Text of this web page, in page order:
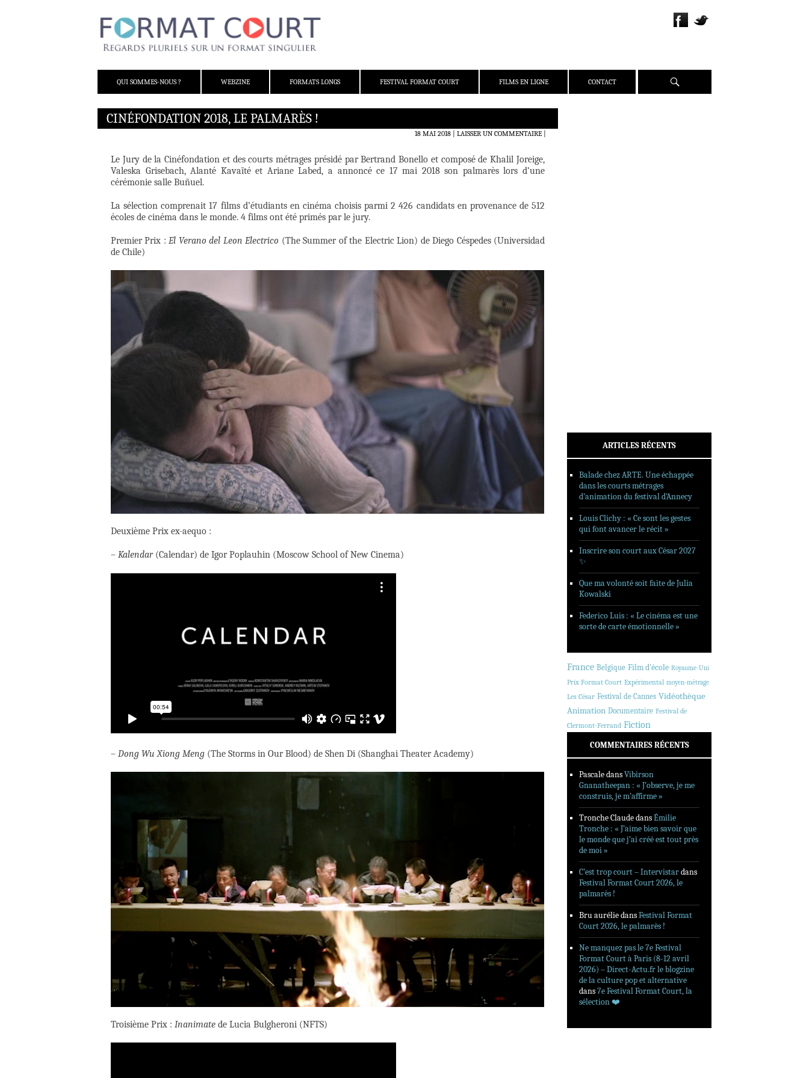
QUI SOMMES-NOUS ?
WEBZINE FORMATS LONGS FESTIVAL FORMAT COURT FILMS EN LIGNE CONTACT Recherche
CINÉFONDATION 2018, LE PALMARÈS !
18 MAI 2018 LAISSER UN COMMENTAIRE|
Le Jury de la Cinéfondation et des courts métrages présidé par Bertrand Bonello et composé de Khalil Joreige,
Valeska Grisebach, Alanté Kavaïté et Ariane Labed, a annoncé ce 17 mai 2018 son palmarès lors d’une
cérémonie salle Buñuel.
La sélection comprenait 17 films d’étudiants en cinéma choisis parmi 2 426 candidats en provenance de 512
écoles de cinéma dans le monde. 4 films ont été primés par le jury.
Premier Prix :El Verano del Leon Electrico (The Summer of the Electric Lion) de Diego Céspedes (Universidad
de Chile)
Deuxième Prix ex-aequo :
– Kalendar(Calendar) de Igor Poplauhin (Moscow School of New Cinema)
– Dong Wu Xiong Meng (The Storms in Our Blood) de Shen Di (Shanghai Theater Academy)
Troisième Prix : Inanimate de Lucia Bulgheroni (NFTS)
ARTICLES RÉCENTS
Balade chez ARTE. Une échappée
dans les courts métrages
d’animation du festival d’Annecy
Louis Clichy : « Ce sont les gestes
qui font avancer le récit »
Inscrire son court aux César 2027
✨
Que ma volonté soit faite de Julia
Kowalski
Federico Luis : « Le cinéma est une
sorte de carte émotionnelle »
France Belgique Film d'école Royaume-Uni
Prix Format Court Expérimental moyen-métrage
Les César Festival de Cannes Vidéothèque
Animation Documentaire Festival de
Clermont-Ferrand Fiction
COMMENTAIRES RÉCENTS
PascaledansVibirson
Gnanatheepan : « J’observe, je me
construis, je m’affirme »
Tronche ClaudedansÉmilie
Tronche : « J’aime bien savoir que
le monde que j’ai créé est tout près
de moi »
C’est trop court – Intervistardans
Festival Format Court 2026, le
palmarès !
Bru auréliedansFestival Format
Court 2026, le palmarès !
Ne manquez pas le 7e Festival
Format Court à Paris (8-12 avril
2026) – Direct-Actu.fr le blogzine
de la culture pop et alternative
dans7e Festival Format Court, la
sélection ❤️‍